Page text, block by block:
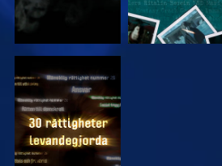
TITTA